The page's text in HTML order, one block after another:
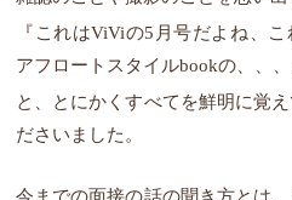
『これはViViの5月号だよね、
アフロートスタイルbookの、、、
と、とにかくすべてを鮮明に覚
ださいました。